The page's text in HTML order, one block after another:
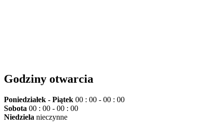
Godziny otwarcia
Poniedziałek - Piątek 00 : 00 - 00 : 00
Sobota 00 : 00 - 00 : 00
Niedziela nieczynne